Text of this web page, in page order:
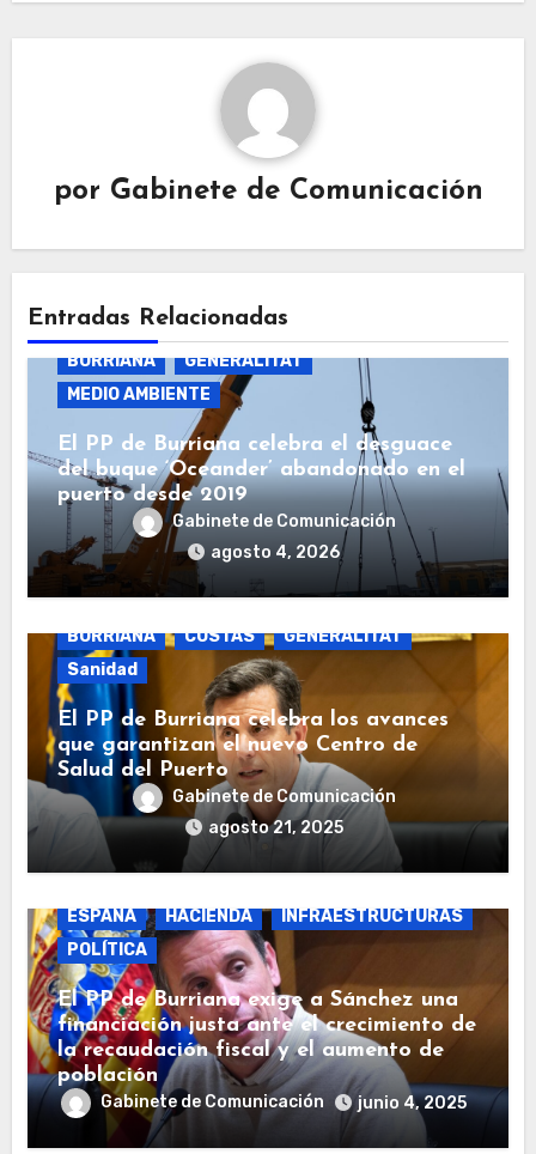
por Gabinete de Comunicación
Entradas Relacionadas
BURRIANA
GENERALITAT
MEDIO AMBIENTE
El PP de Burriana celebra el desguace
del buque ‘Oceander’ abandonado en el
puerto desde 2019
Gabinete de Comunicación
agosto 4, 2026
BURRIANA COSTAS
GENERALITAT
Sanidad
El PP de Burriana celebra los avances
que garantizan el nuevo Centro de
Salud del Puerto
Gabinete de Comunicación
agosto 21, 2025
ESPAÑA
HACIENDA
INFRAESTRUCTURAS
POLÍTICA
El PP de Burriana exige a Sánchez una
financiación justa ante el crecimiento de
la recaudación fiscal y el aumento de
población
Gabinete de Comunicación junio 4, 2025